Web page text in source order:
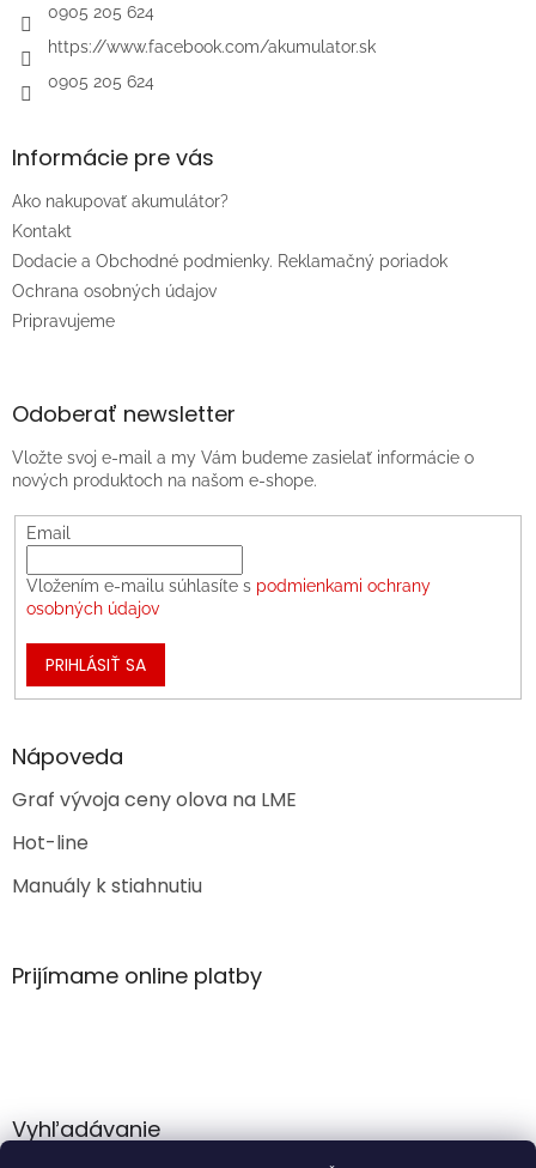
0905 205 624
https://www.facebook.com/akumulator.sk
0905 205 624
Informácie pre vás
Ako nakupovať akumulátor?
Kontakt
Dodacie a Obchodné podmienky. Reklamačný poriadok
Ochrana osobných údajov
Pripravujeme
Odoberať newsletter
Vložte svoj e-mail a my Vám budeme zasielať informácie o
nových produktoch na našom e-shope.
Email
Vložením e-mailu súhlasíte s podmienkami ochrany
osobných údajov
PRIHLÁSIŤ SA
Nápoveda
Graf vývoja ceny olova na LME
Hot-line
Manuály k stiahnutiu
Prijímame online platby
Vyhľadávanie